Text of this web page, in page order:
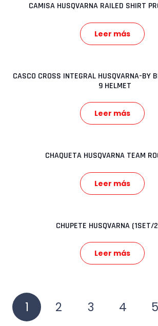
CAMISA HUSQVARNA RAILED SHIRT
Leer más
CASCO CROSS INTEGRAL HUSQVARNA-BY
9 HELMET
Leer más
CHAQUETA HUSQVARNA TEAM
Leer más
CHUPETE HUSQVARNA (1SET/
Leer más
Paginación
de1 2 3 4 5